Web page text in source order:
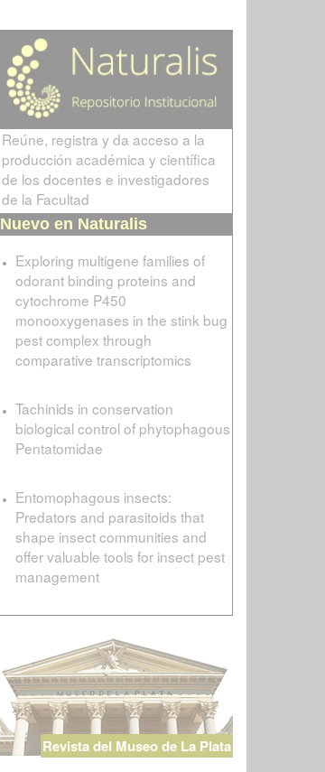
Reúne, registra y da acceso a la
producción académica y científica
de los docentes e investigadores
de la Facultad
Nuevo en Naturalis
Exploring multigene families of
odorant binding proteins and
cytochrome P450
monooxygenases in the stink bug
pest complex through
comparative transcriptomics
Tachinids in conservation
biological control of phytophagous
Pentatomidae
Entomophagous insects:
Predators and parasitoids that
shape insect communities and
offer valuable tools for insect pest
management
Revista del Museo de La Plata